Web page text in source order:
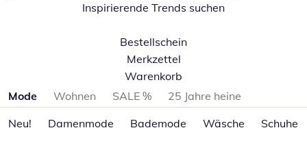
Inspirierende Trends suchen
Bestellschein
Merkzettel
Warenkorb
Produktkategorien überspringen
Mode Wohnen SALE %
25 Jahre heine
Neu!
Damenmode Bademode Wäsche Schuhe